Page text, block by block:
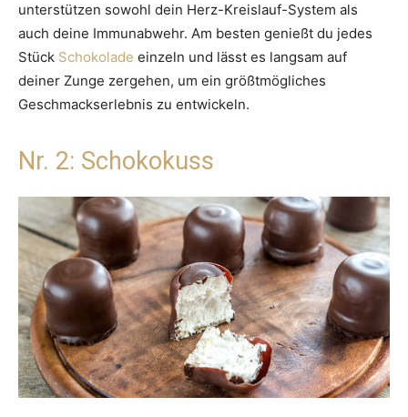
unterstützen sowohl dein Herz-Kreislauf-System als
auch deine Immunabwehr. Am besten genießt du jedes
Stück Schokolade einzeln und lässt es langsam auf
deiner Zunge zergehen, um ein größtmögliches
Geschmackserlebnis zu entwickeln.
Nr. 2: Schokokuss